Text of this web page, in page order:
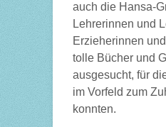
auch die Hansa-
Lehrerinnen und
Erzieherinnen
tolle Bücher und
ausgesucht, für
im Vorfeld zum
konnten.